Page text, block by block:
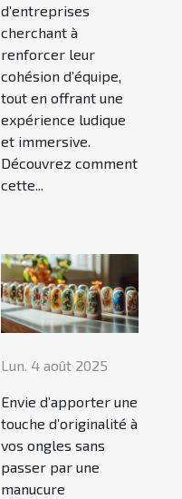
d’entreprises
cherchant à
renforcer leur
cohésion d’équipe,
tout en offrant une
expérience ludique
et immersive.
Découvrez comment
cette...
Lun. 4 août 2025
Envie d’apporter une
touche d’originalité à
vos ongles sans
passer par une
manucure